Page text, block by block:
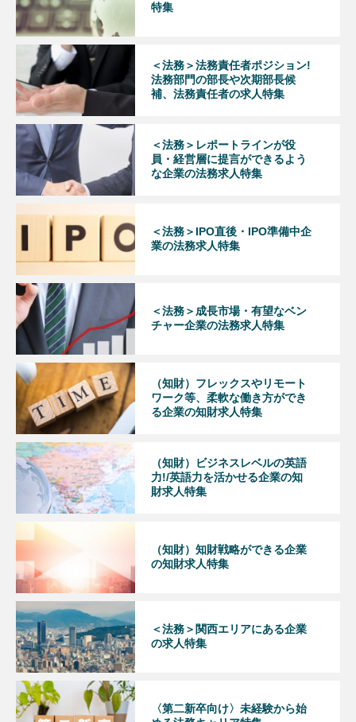
特集
＜法務＞法務責任者ポジション!
法務部門の部長や次期部長候
補、法務責任者の求人特集
＜法務＞レポートラインが役
員・経営層に提言ができるよう
な企業の法務求人特集
＜法務＞IPO直後・IPO準備中企
業の法務求人特集
＜法務＞成長市場・有望なベン
チャー企業の法務求人特集
（知財）フレックスやリモート
ワーク等、柔軟な働き方ができ
る企業の知財求人特集
（知財）ビジネスレベルの英語
力!/英語力を活かせる企業の知
財求人特集
（知財）知財戦略ができる企業
の知財求人特集
＜法務＞関西エリアにある企業
の求人特集
〈第二新卒向け〉未経験から始